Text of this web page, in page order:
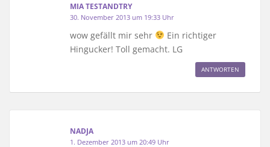
MIA TESTANDTRY
30. November 2013 um 19:33 Uhr
wow gefällt mir sehr
Ein richtiger
Hingucker! Toll gemacht. LG
ANTWORTEN
NADJA
1. Dezember 2013 um 20:49 Uhr